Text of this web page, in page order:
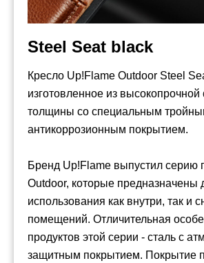
Steel Seat black
Кресло Up!Flame Outdoor Steel
изготовленное из
толщины со специальным
антикоррозионным покрытием.
Бренд Up!Flame выпустил серию
Outdoor, которые предназначены
использования как внутри, так и
помещений. Отличительная
продуктов этой серии - сталь с
защитным покрытием. Покрытие